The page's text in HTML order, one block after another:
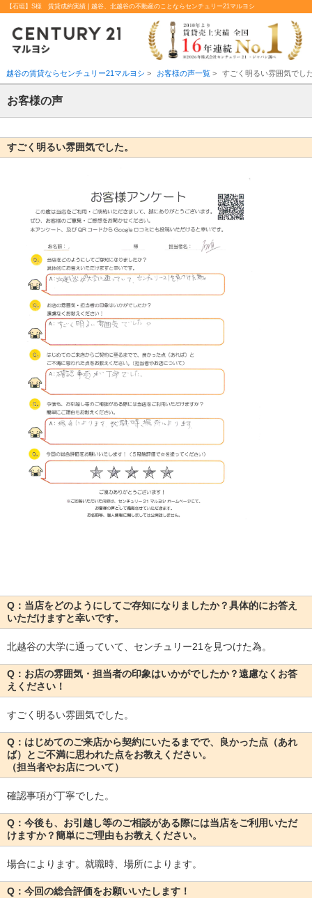
【石垣】S様 賃貸成約実績 | 越谷、北越谷の不動産のことならセンチュリー21マルヨシ
越谷の賃貸ならセンチュリー21マルヨシ > お客様の声一覧> すごく明るい雰囲気でし
お客様の声
すごく明るい雰囲気でした。
Q：当店をどのようにしてご存知になりましたか？具体的にお答え
いただけますと幸いです。
北越谷の大学に通っていて、センチュリー21を見つけた為。
Q：お店の雰囲気・担当者の印象はいかがでしたか？遠慮なくお答
えください！
すごく明るい雰囲気でした。
Q：はじめてのご来店から契約にいたるまでで、良かった点（あれ
ば）とご不満に思われた点をお教えください。
（担当者やお店について）
確認事項が丁寧でした。
Q：今後も、お引越し等のご相談がある際には当店をご利用いただ
けますか？簡単にご理由もお教えください。
場合によります。就職時、場所によります。
Q：今回の総合評価をお願いいたします！